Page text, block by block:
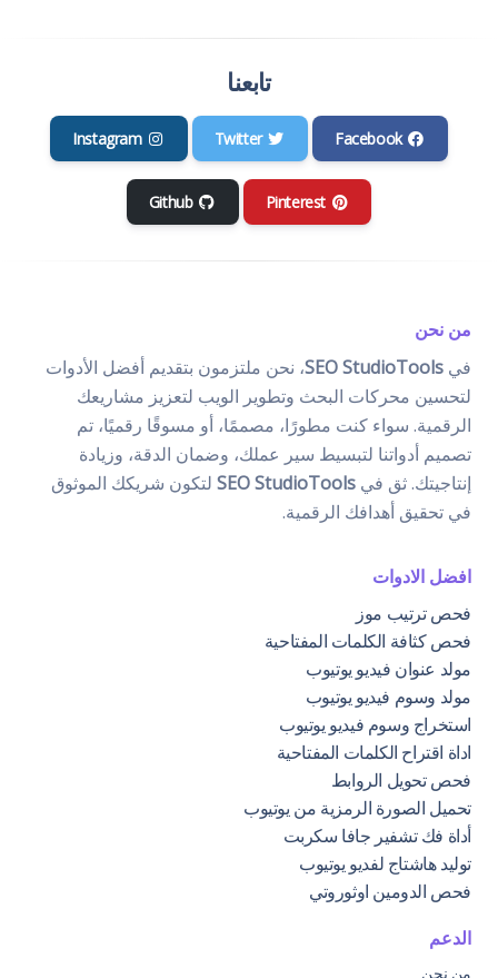
تابعنا
Facebook
Twitter
Instagram
Pinterest
Github
من نحن
في SEO StudioTools، نحن ملتزمون بتقديم أفضل الأدوات
لتحسين محركات البحث وتطوير الويب لتعزيز مشاريعك
الرقمية. سواء كنت مطورًا، مصممًا، أو مسوقًا رقميًا، تم
تصميم أدواتنا لتبسيط سير عملك، وضمان الدقة، وزيادة
إنتاجيتك. ثق في SEO StudioTools لتكون شريكك الموثوق
في تحقيق أهدافك الرقمية.
افضل الادوات
فحص ترتيب موز
فحص كثافة الكلمات المفتاحية
مولد عنوان فيديو يوتيوب
مولد وسوم فيديو يوتيوب
استخراج وسوم فيديو يوتيوب
اداة اقتراح الكلمات المفتاحية
فحص تحويل الروابط
تحميل الصورة الرمزية من يوتيوب
أداة فك تشفير جافا سكربت
توليد هاشتاج لفديو يوتيوب
فحص الدومين اوثوروتي
الدعم
من نحن